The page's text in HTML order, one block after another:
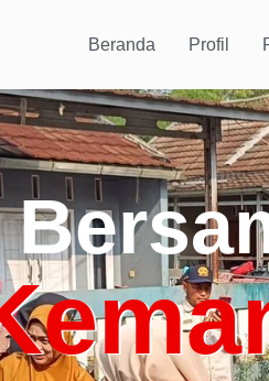
Beranda Profil